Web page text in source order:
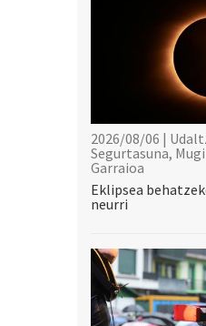
2026/08/06 |
Segurtasuna,
Garraioa
Eklipsea
neurri